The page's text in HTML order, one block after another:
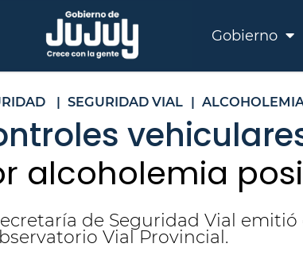
Gobierno
| SEGURIDAD VIAL |
alcoholemia
de Seguridad Vial
Vial Provincial.